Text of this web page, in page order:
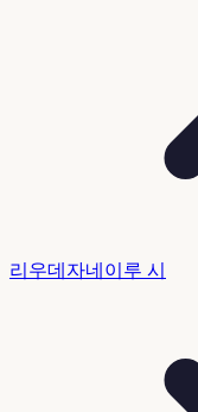
리우데자네이루 시